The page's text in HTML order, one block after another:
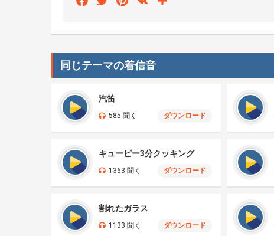
同じテーマの着信音
汽笛
585 聞く ダウンロード
キューピー3分クッキング
1363 聞く ダウンロード
割れたガラス
1133 聞く ダウンロード